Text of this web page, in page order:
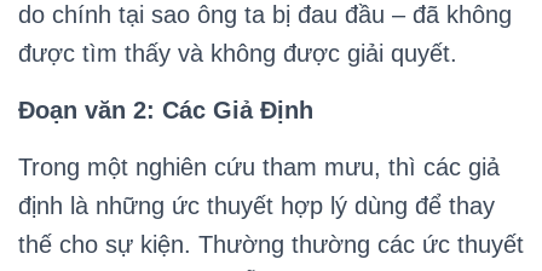
do chính tại sao ông ta bị đau đầu – đã không
được tìm thấy và không được giải quyết.
Đoạn văn 2: Các Giả Định
Trong một nghiên cứu tham mưu, thì các giả
định là những ức thuyết hợp lý dùng để thay
thế cho sự kiện. Thường thường các ức thuyết